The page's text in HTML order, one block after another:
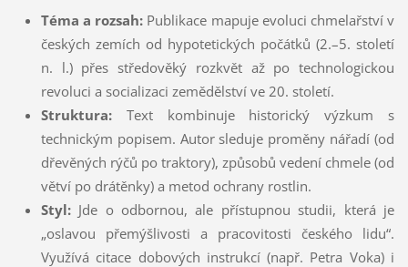
Téma a rozsah: Publikace mapuje evoluci chmelařství v
českých zemích od hypotetických počátků (2.–5. století
n. l.) přes středověký rozkvět až po technologickou
revoluci a socializaci zemědělství ve 20. století.
Struktura:Text kombinuje historický výzkum s
technickým popisem. Autor sleduje proměny nářadí (od
dřevěných rýčů po traktory), způsobů vedení chmele (od
větví po drátěnky) a metod ochrany rostlin.
Styl:Jde o odbornou, ale přístupnou studii, která je
„oslavou přemýšlivosti a pracovitosti českého lidu“.
Využívá citace dobových instrukcí (např. Petra Voka) i